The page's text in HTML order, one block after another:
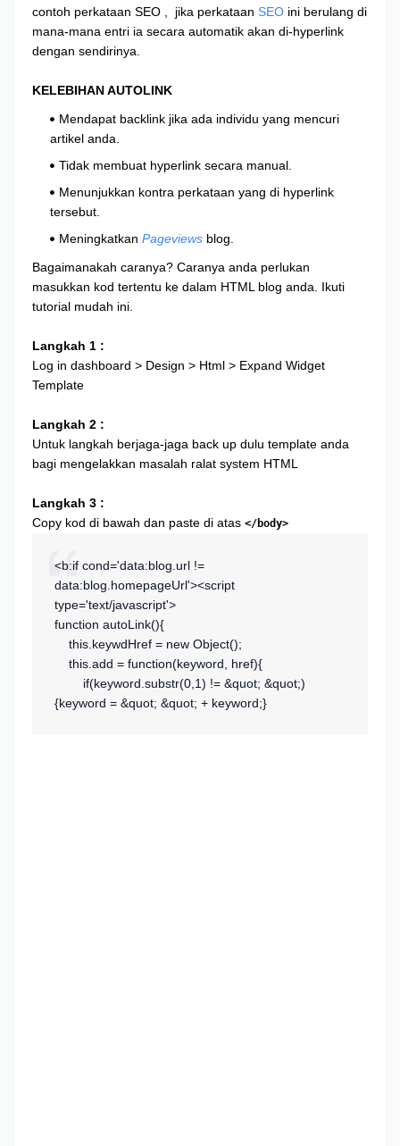
contoh perkataan SEO , jika perkataan SEO ini berulang di
mana-mana entri ia secara automatik akan di-hyperlink
dengan sendirinya.
KELEBIHAN AUTOLINK
Mendapat backlink jika ada individu yang mencuri
artikel anda.
Tidak membuat hyperlink secara manual.
Menunjukkan kontra perkataan yang di hyperlink
tersebut.
Meningkatkan Pageviews blog.
Bagaimanakah caranya? Caranya anda perlukan
masukkan kod tertentu ke dalam HTML blog anda. Ikuti
tutorial mudah ini.
Langkah 1 :
Log in dashboard > Design > Html > Expand Widget
Template
Langkah 2 :
Untuk langkah berjaga-jaga back up dulu template anda
bagi mengelakkan masalah ralat system HTML
Langkah 3 :
Copy kod di bawah dan paste di atas </body>
<b:if cond='data:blog.url !=
data:blog.homepageUrl'><script
type='text/javascript'>
function autoLink(){
this.keywdHref = new Object();
this.add = function(keyword, href){
if(keyword.substr(0,1) != &quot; &quot;)
{keyword = &quot; &quot; + keyword;}